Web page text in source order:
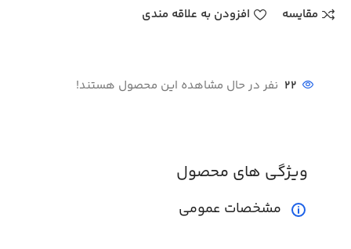
مقایسه افزودن به علاقه مندی
22 نفر در حال مشاهده این محصول هستند!
ویژگی های محصول
مشخصات عمومی